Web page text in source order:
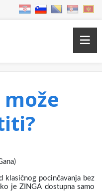
može
klasičnog pocinčavanja bez
je ZINGA dostupna samo